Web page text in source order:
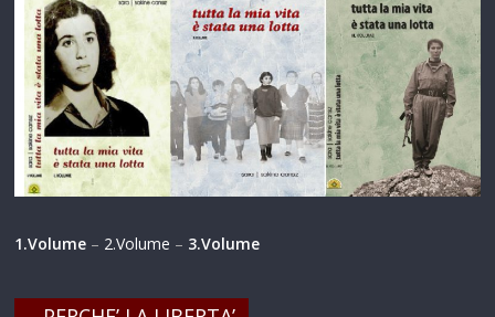
1.Volume – 2.Volume – 3.Volume